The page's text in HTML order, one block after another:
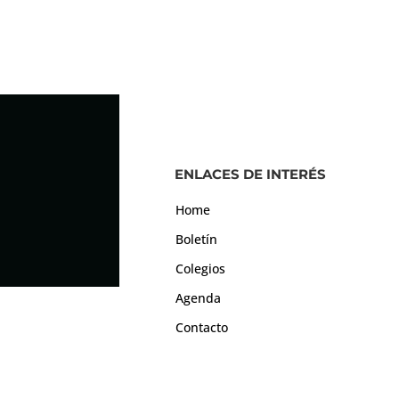
ENLACES DE INTERÉS
Home
Boletín
Colegios
Agenda
Contacto